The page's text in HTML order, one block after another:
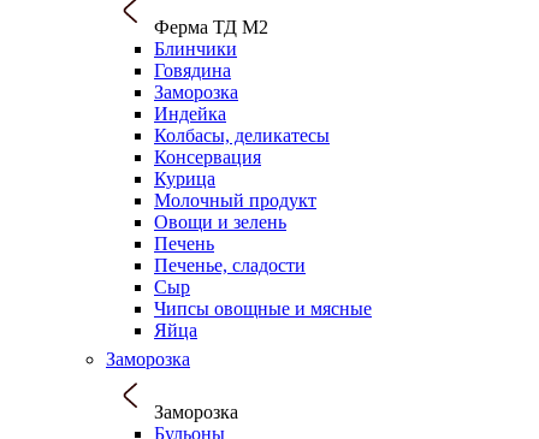
Ферма ТД М2
Блинчики
Говядина
Заморозка
Индейка
Колбасы, деликатесы
Консервация
Курица
Молочный продукт
Овощи и зелень
Печень
Печенье, сладости
Сыр
Чипсы овощные и мясные
Яйца
Заморозка
Заморозка
Бульоны